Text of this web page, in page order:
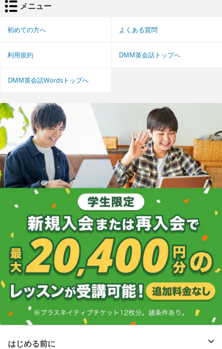
メニュー
初めての方へ よくある質問
利用規約 DMM英会話トップへ
DMM英会話Wordsトップへ
はじめる前に